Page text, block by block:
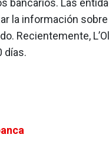
bancarios. Las
la información
Recientemente,
días.